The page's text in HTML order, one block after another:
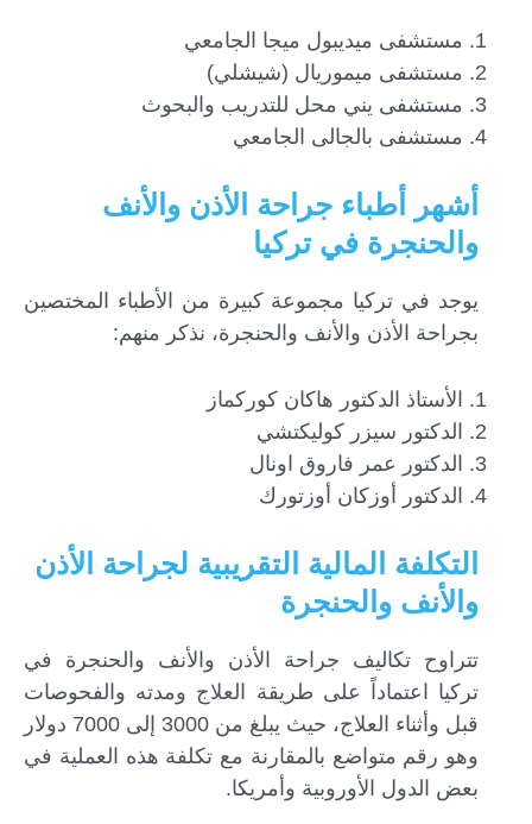
مستشفى ميديبول ميجا الجامعي
مستشفى ميموريال (شيشلي)
مستشفى يني محل للتدريب والبحوث
مستشفى بالجالى الجامعي
أشهر أطباء جراحة الأذن والأنف
والحنجرة في تركيا
يوجد في تركيا مجموعة كبيرة من الأطباء المختصين
بجراحة الأذن والأنف والحنجرة، نذكر منهم:
الأستاذ الدكتور هاكان كوركماز
الدكتور سيزر كوليكتشي
الدكتور عمر فاروق اونال
الدكتور أوزكان أوزتورك
التكلفة المالية التقريبية لجراحة الأذن
والأنف والحنجرة
تتراوح تكاليف جراحة الأذن والأنف والحنجرة في
تركيا اعتماداً على طريقة العلاج ومدته والفحوصات
قبل وأثناء العلاج، حيث يبلغ من 3000 إلى 7000 دولار
وهو رقم متواضع بالمقارنة مع تكلفة هذه العملية في
بعض الدول الأوروبية وأمريكا.